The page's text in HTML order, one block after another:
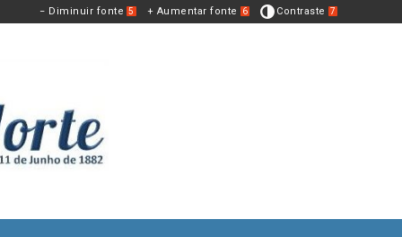
− Diminuir fonte 5 + Aumentar fonte 6 Contraste 7